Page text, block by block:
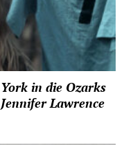
in die Ozarks
Lawrence